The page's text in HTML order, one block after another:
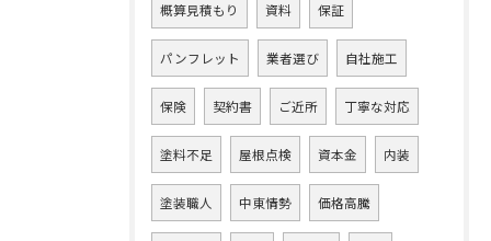
概算見積もり 資料 保証
パンフレット 業者選び 自社施工
保険 契約書 ご近所 丁寧な対応
塗料不足 屋根点検 資本金 内装
塗装職人 中東情勢 価格高騰